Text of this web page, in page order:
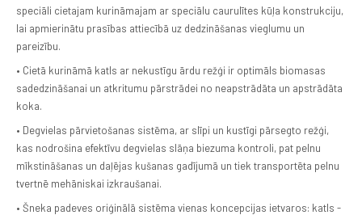
speciāli cietajam kurināmajam ar speciālu caurulītes kūļa konstrukciju,
lai apmierinātu prasības attiecībā uz dedzināšanas vieglumu un
pareizību.
• Cietā kurināmā katls ar nekustīgu ārdu režģi ir optimāls biomasas
sadedzināšanai un atkritumu pārstrādei no neapstrādāta un apstrādāta
koka.
• Degvielas pārvietošanas sistēma, ar slīpi un kustīgi pārsegto režģi,
kas nodrošina efektīvu degvielas slāņa biezuma kontroli, pat pelnu
mīkstināšanas un daļējas kušanas gadījumā un tiek transportēta pelnu
tvertnē mehāniskai izkraušanai.
• Šneka padeves oriģinālā sistēma vienas koncepcijas ietvaros: katls -